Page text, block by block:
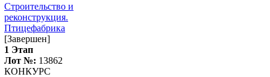
Строительство и
реконструкция.
Птицефабрика
[Завершен]
1 Этап
Лот №: 13862
КОНКУРС